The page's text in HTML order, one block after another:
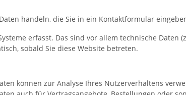
handeln, die Sie in ein Kontaktformular
erfasst. Das sind vor allem technische Daten
sobald Sie diese Website betreten.
können zur Analyse Ihres Nutzerverhaltens